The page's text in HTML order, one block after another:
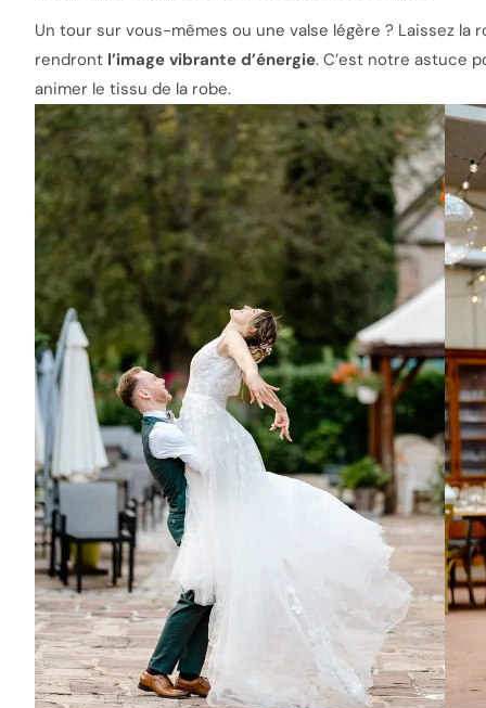
Un tour sur vous-mêmes ou une valse légère ? Laissez
rendront l’image vibrante d’énergie. C’est notre astuce
animer le tissu de la robe.